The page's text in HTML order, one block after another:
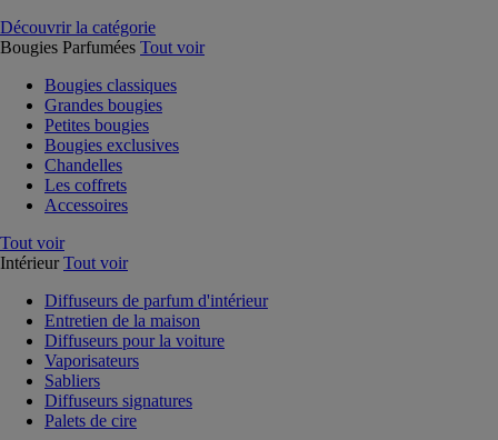
Découvrir la catégorie
Bougies Parfumées Tout voir
Bougies classiques
Grandes bougies
Petites bougies
Bougies exclusives
Chandelles
Les coffrets
Accessoires
Tout voir
Intérieur Tout voir
Diffuseurs de parfum d'intérieur
Entretien de la maison
Diffuseurs pour la voiture
Vaporisateurs
Sabliers
Diffuseurs signatures
Palets de cire